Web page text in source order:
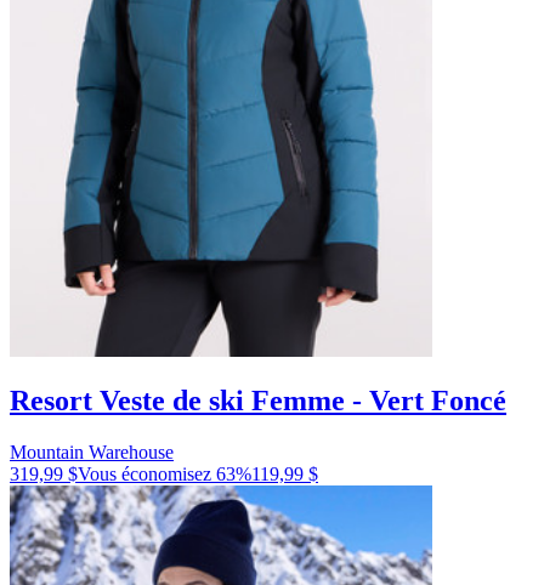
Resort Veste de ski Femme - Vert Foncé
Mountain Warehouse
319,99 $Vous économisez 63%119,99 $